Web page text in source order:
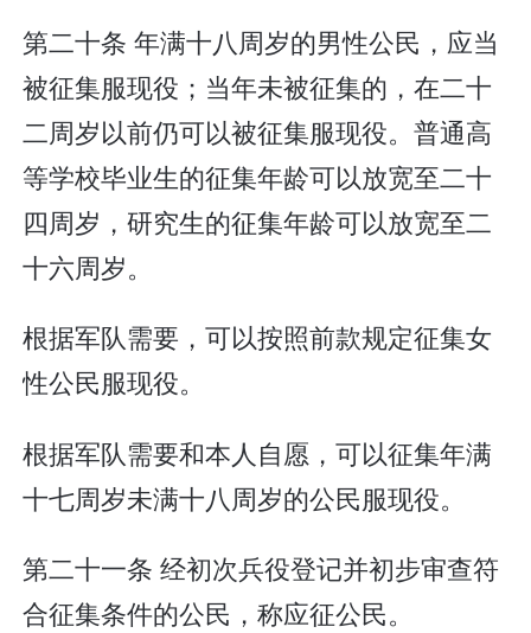
第二十条 年满十八周岁的男性公民，应当
被征集服现役；当年未被征集的，在二十
二周岁以前仍可以被征集服现役。普通高
等学校毕业生的征集年龄可以放宽至二十
四周岁，研究生的征集年龄可以放宽至二
十六周岁。
根据军队需要，可以按照前款规定征集女
性公民服现役。
根据军队需要和本人自愿，可以征集年满
十七周岁未满十八周岁的公民服现役。
第二十一条 经初次兵役登记并初步审查符
合征集条件的公民，称应征公民。